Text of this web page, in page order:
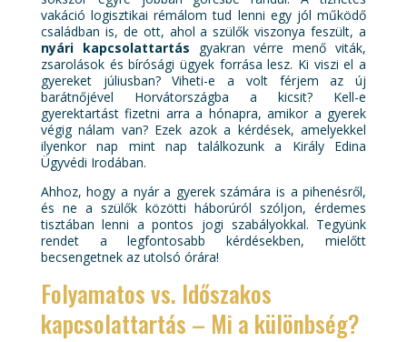
vakáció logisztikai rémálom tud lenni egy jól működő
családban is, de ott, ahol a szülők viszonya feszült, a
nyári kapcsolattartás gyakran vérre menő viták,
zsarolások és bírósági ügyek forrása lesz. Ki viszi el a
gyereket júliusban? Viheti-e a volt férjem az új
barátnőjével Horvátországba a kicsit? Kell-e
gyerektartást fizetni arra a hónapra, amikor a gyerek
végig nálam van? Ezek azok a kérdések, amelyekkel
ilyenkor nap mint nap találkozunk a Király Edina
Ügyvédi Irodában.
Ahhoz, hogy a nyár a gyerek számára is a pihenésről,
és ne a szülők közötti háborúról szóljon, érdemes
tisztában lenni a pontos jogi szabályokkal. Tegyünk
rendet a legfontosabb kérdésekben, mielőtt
becsengetnek az utolsó órára!
Folyamatos vs. Időszakos
kapcsolattartás – Mi a különbség?